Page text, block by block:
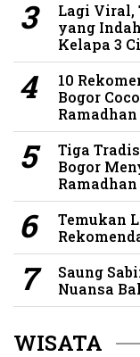
Lagi Viral,
yang
Kelapa 3
10
Bogor
Tiga
Bogor
Ramadhan
Temukan
Saung
Nuansa
WISATA